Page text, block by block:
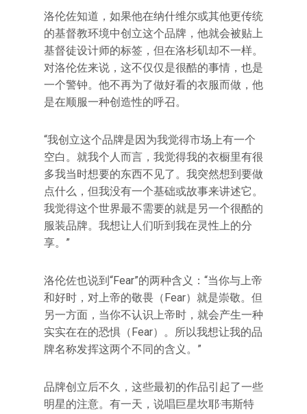
洛伦佐知道，如果他在纳什维尔或其他更传统
的基督教环境中创立这个品牌，他就会被贴上
基督徒设计师的标签，但在洛杉矶却不一样。
对洛伦佐来说，这不仅仅是很酷的事情，也是
一个警钟。他不再为了做好看的衣服而做，他
是在顺服一种创造性的呼召。
“我创立这个品牌是因为我觉得市场上有一个
空白。就我个人而言，我觉得我的衣橱里有很
多我当时想要的东西不见了。我突然想到要做
点什么，但我没有一个基础或故事来讲述它。
我觉得这个世界最不需要的就是另一个很酷的
服装品牌。我想让人们听到我在灵性上的分
享。”
洛伦佐也说到“Fear”的两种含义：“当你与上帝
和好时，对上帝的敬畏（Fear）就是崇敬。但
另一方面，当你不认识上帝时，就会产生一种
实实在在的恐惧（Fear）。所以我想让我的品
牌名称发挥这两个不同的含义。”
品牌创立后不久，这些最初的作品引起了一些
明星的注意。有一天，说唱巨星坎耶·韦斯特